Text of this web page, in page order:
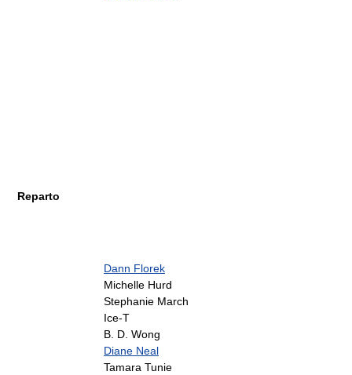
Reparto
Dann Florek
Michelle Hurd
Stephanie March
Ice-T
B. D. Wong
Diane Neal
Tamara Tunie